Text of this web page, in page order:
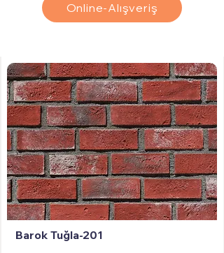
Online-Alışveriş
Barok Tuğla-201